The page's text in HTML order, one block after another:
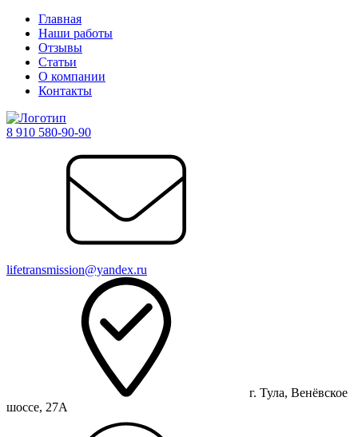
Главная
Наши работы
Отзывы
Статьи
О компании
Контакты
8 910 580-90-90
lifetransmission@yandex.ru
г. Тула, Венёвское
шоссе, 27А